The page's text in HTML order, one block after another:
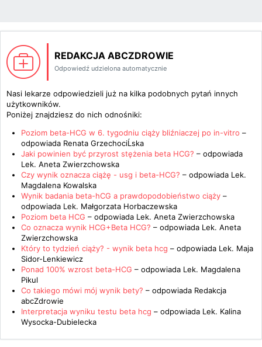
REDAKCJA ABCZDROWIE
Odpowiedź udzielona automatycznie
Nasi lekarze odpowiedzieli już na kilka podobnych pytań innych
użytkowników.
Poniżej znajdziesz do nich odnośniki:
Poziom beta-HCG w 6. tygodniu ciąży bliźniaczej po in-vitro –
odpowiada Renata GrzechociĹska
Jaki powinien być przyrost stężenia beta HCG? – odpowiada
Lek. Aneta Zwierzchowska
Czy wynik oznacza ciążę - usg i beta-HCG? – odpowiada Lek.
Magdalena Kowalska
Wynik badania beta-hCG a prawdopodobieństwo ciąży –
odpowiada Lek. Małgorzata Horbaczewska
Poziom beta HCG – odpowiada Lek. Aneta Zwierzchowska
Co oznacza wynik HCG+Beta HCG? – odpowiada Lek. Aneta
Zwierzchowska
Który to tydzień ciąży? - wynik beta hcg – odpowiada Lek. Maja
Sidor-Lenkiewicz
Ponad 100% wzrost beta-HCG – odpowiada Lek. Magdalena
Pikul
Co takiego mówi mój wynik bety? – odpowiada Redakcja
abcZdrowie
Interpretacja wyniku testu beta hcg – odpowiada Lek. Kalina
Wysocka-Dubielecka